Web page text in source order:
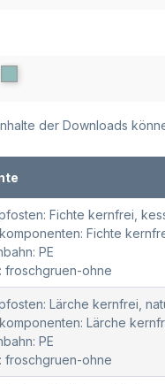
der Downloads
Fichte kernfrei,
Fichte
PE
froschgruen-ohne
Lärche kernfrei,
Lärche
PE
froschgruen-ohne